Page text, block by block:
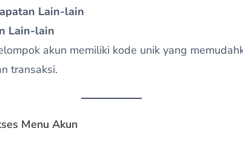
Lain-lain
Lain-lain
akun memiliki kode unik yang
transaksi.
Menu Akun